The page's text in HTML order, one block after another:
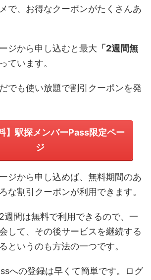
で、お得なクーポンがたくさんあ
ジから申し込むと最大 「2週間無
ています。
でも使い放題で割引クーポンを発
】駅探メンバーPass限定ペー
ジ
ジから申し込めば、無料期間のあ
な割引クーポンが利用できます。
週間は無料で利用できるので、一
して、その後サービスを継続する
というのも方法の一つです。
への登録は早くて簡単です。ログ